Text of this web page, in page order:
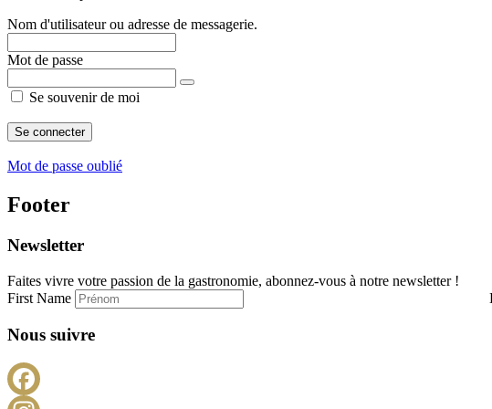
Nom d'utilisateur ou adresse de messagerie.
Mot de passe
Se souvenir de moi
Mot de passe oublié
Footer
Newsletter
Faites vivre votre passion de la gastronomie, abonnez-vous à notre newsletter !
First Name
Nous suivre